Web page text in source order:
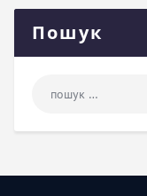
Пошук